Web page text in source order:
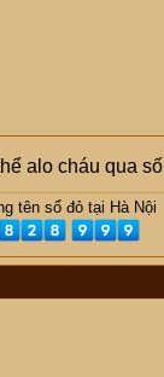
alo cháu qua số
tên sổ đỏ tại Hà Nội